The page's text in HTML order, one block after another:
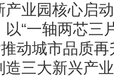
产业园核心启
“一轴两芯三
推动城市品质
三大新兴产